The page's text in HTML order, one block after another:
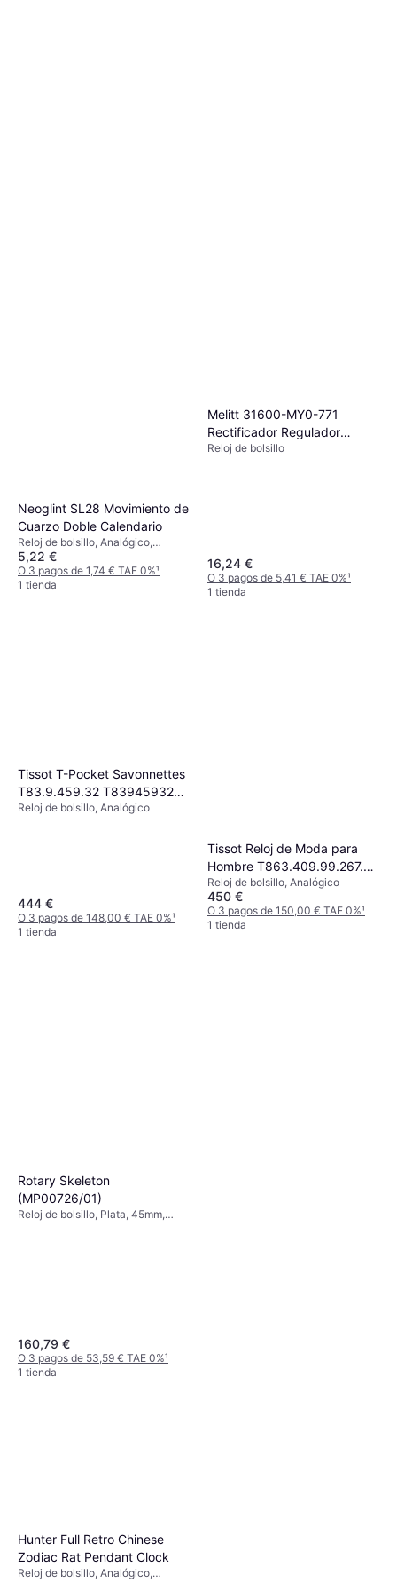
Neoglint SL28 Movimiento de
Cuarzo Doble Calendario
Reloj de bolsillo, Analógico,
Cuarzo
5,22 €
O 3 pagos de 1,74 € TAE 0%¹
1 tienda
Melitt 31600-MY0-771
Rectificador Regulador
Voltaje
Reloj de bolsillo
16,24 €
O 3 pagos de 5,41 € TAE 0%¹
1 tienda
Tissot T-Pocket Savonnettes
T83.9.459.32 T83945932
de bolsillo Blanco
Reloj de bolsillo, Analógico
444 €
O 3 pagos de 148,00 € TAE 0%¹
1 tienda
Tissot Reloj de Moda para
Hombre T863.409.99.267.00
Beige
Reloj de bolsillo, Analógico
450 €
O 3 pagos de 150,00 € TAE 0%¹
1 tienda
Rotary Skeleton
(MP00726/01)
Reloj de bolsillo, Plata, 45mm,
160,79 €
O 3 pagos de 53,59 € TAE 0%¹
1 tienda
Hunter Full Retro Chinese
Zodiac Rat Pendant Clock
Reloj de bolsillo, Analógico,